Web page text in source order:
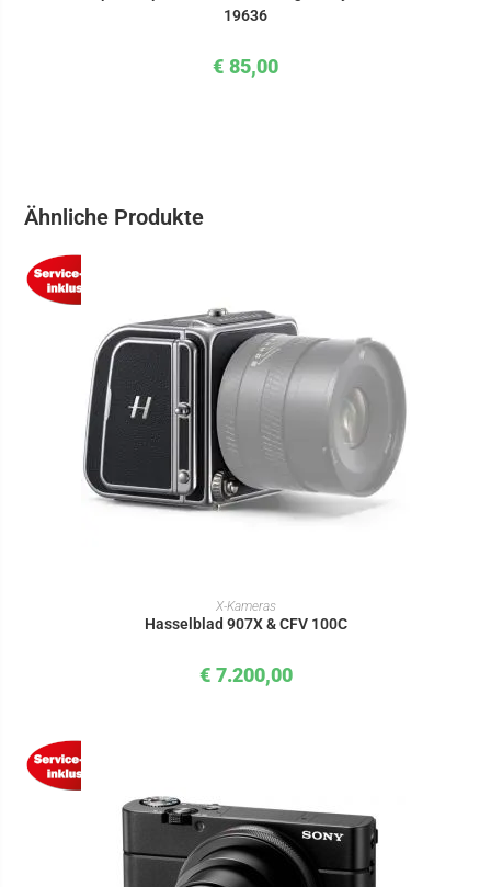
19636
€ 85,00
Ähnliche Produkte
IN DEN WARENKORB
X-Kameras
Hasselblad 907X & CFV 100C
€ 7.200,00